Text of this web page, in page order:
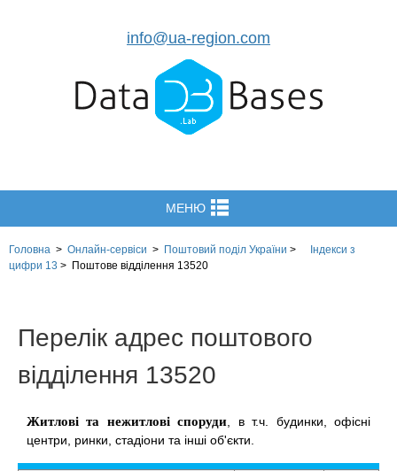
info@ua-region.com
МЕНЮ
Головна > Онлайн-сервіси > Поштовий поділ України >
Індекси з
цифри 13 > Поштове відділення 13520
Перелік адрес поштового
відділення 13520
Житлові та нежитлові споруди , в т.ч. будинки, офісні
центри, ринки, стадіони та інші об'єкти.